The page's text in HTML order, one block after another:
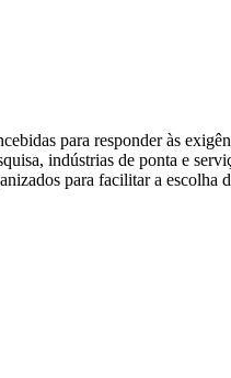
para responder às
indústrias de ponta e
para facilitar a